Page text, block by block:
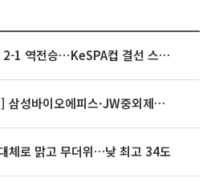
한화생명, 젠지에 2-1 역전승⋯KeSPA컵 결선 스테이지 2 직행
[오늘의 주요공시] 삼성바이오에피스·JW중외제약·한미반도체·SK바이오사이언스 등
체로 맑고 무더위…낮 최고 34도